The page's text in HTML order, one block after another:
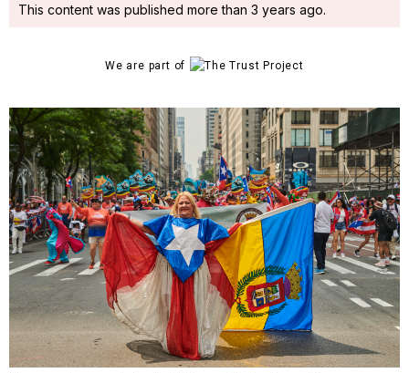
This content was published more than 3 years ago.
We are part of